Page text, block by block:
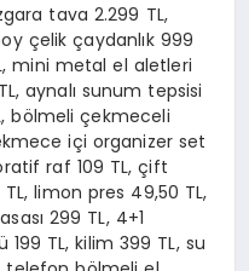
tava 2.299 TL,
çelik çaydanlık 999
mini metal el aletleri
aynalı sunum tepsisi
bölmeli çekmeceli
içi organizer set
raf 109 TL, çift
TL, limon pres 49,50 TL,
299 TL, 4+1
TL, kilim 399 TL, su